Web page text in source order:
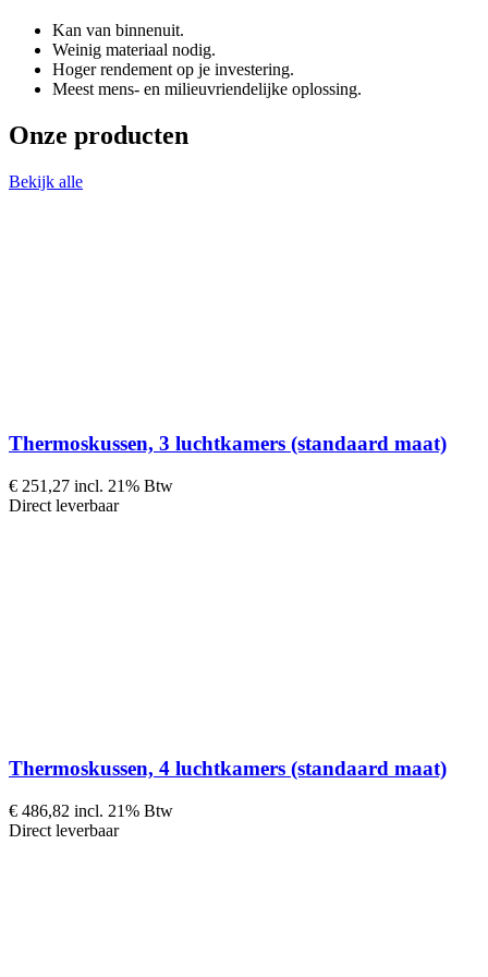
Een specialisatie van Tonzon is het verbeteren van warmte-isolatie
binnenkant van rolluiken. Met deze Zilvertape beperk je in de
Kan van binnenuit.
Weinig materiaal nodig.
Hoger rendement op je investering.
Meest mens- en milieuvriendelijke oplossing.
Onze producten
Bekijk alle
Thermoskussen, 3 luchtkamers (standaard maat)
€ 251,27 incl. 21% Btw
Direct leverbaar
Thermoskussen, 4 luchtkamers (standaard maat)
€ 486,82 incl. 21% Btw
Direct leverbaar